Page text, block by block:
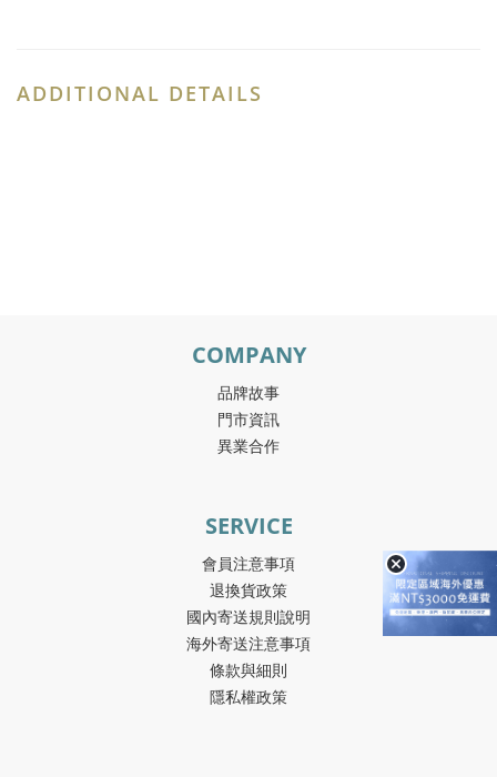
ADDITIONAL DETAILS
COMPANY
品牌故事
門市資訊
異業合作
SERVICE
會員注意事項
退換貨政策
國內寄送規則說明
海外寄送注意事項
條款與細則
隱私權政策